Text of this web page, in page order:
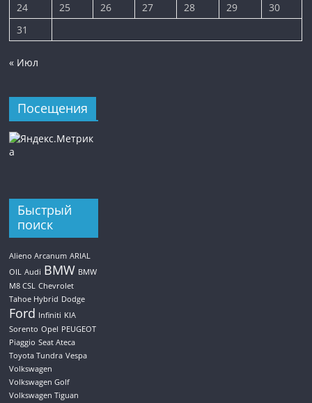
24
25 26 27 28 29
30
31
« Июл
Посещения
Быстрый
поиск
Alieno Arcanum ARIAL
OIL Audi BMW BMW
M8 CSL Chevrolet
Tahoe Hybrid Dodge
Ford Infiniti KIA
Sorento Opel PEUGEOT
Piaggio Seat Ateca
Toyota Tundra Vespa
Volkswagen
Volkswagen Golf
Volkswagen Tiguan